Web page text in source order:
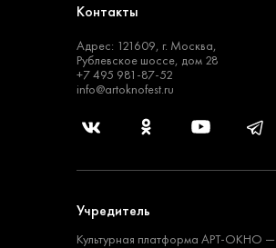
Контакты
Адрес: 121609, г. Москва,
Рублевское шоссе, дом 28
+7 495 981-87-52
info@artoknofest.ru
Учредитель
Культурная платформа АРТ-ОКНО —